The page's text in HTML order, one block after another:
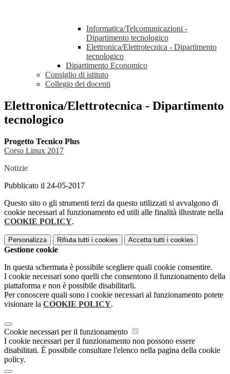
Informatica/Telcomunicazioni -
Dipartimento tecnologico
Elettronica/Elettrotecnica - Dipartimento
tecnologico
Dipartimento Economico
Consiglio di istituto
Collegio dei docenti
Elettronica/Elettrotecnica - Dipartimento
tecnologico
Progetto Tecnico Plus
Corso Linux 2017
Notizie
Pubblicato il 24-05-2017
Questo sito o gli strumenti terzi da questo utilizzati si avvalgono di
cookie necessari al funzionamento ed utili alle finalità illustrate nella
COOKIE POLICY.
Personalizza Rifiuta tutti i cookies Accetta tutti i cookies
Gestione cookie
In questa schermata è possibile scegliere quali cookie consentire.
I cookie necessari sono quelli che consentono il funzionamento della
piattaforma e non è possibile disabilitarli.
Per conoscere quali sono i cookie necessari al funzionamento potete
visionare la COOKIE POLICY.
Cookie necessari per il funzionamento
I cookie necessari per il funzionamento non possono essere
disabilitati. È possibile consultare l'elenco nella pagina della cookie
policy.